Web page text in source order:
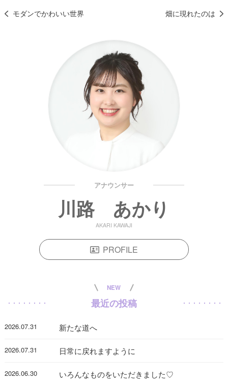
モダンでかわいい世界 畑に現れたのは
アナウンサー
川路 あかり
AKARI KAWAJI
PROFILE
NEW
最近の投稿
2026.07.31 新たな道へ
2026.07.31 日常に戻れますように
2026.06.30 いろんなものをいただきました♡